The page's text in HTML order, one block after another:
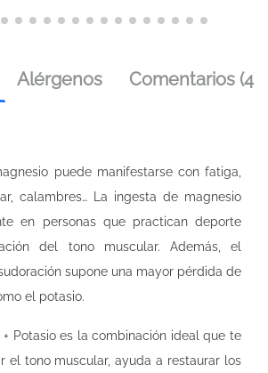
Alérgenos Comentarios (4)
puede manifestarse con fatiga,
calambres… La ingesta de magnesio
en personas que practican deporte
del tono muscular. Además, el
supone una mayor pérdida de
el potasio.
Potasio es la combinación ideal que te
el tono muscular, ayuda a restaurar los